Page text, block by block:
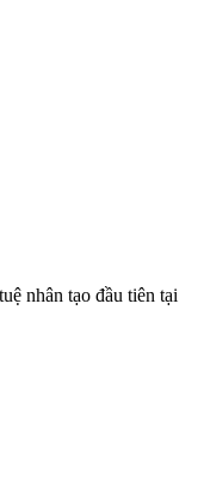
nhân tạo đầu tiên tại